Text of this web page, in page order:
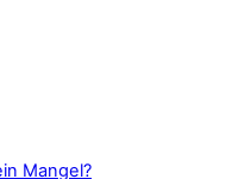
Mangel?